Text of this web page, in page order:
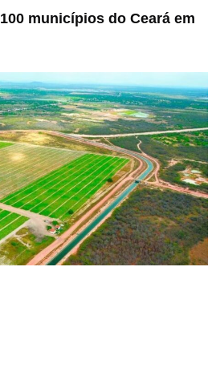
municípios do Ceará em